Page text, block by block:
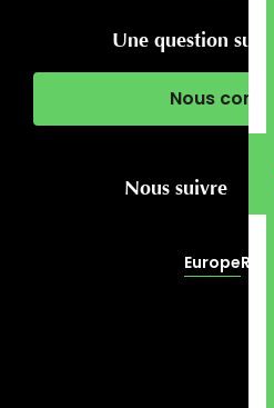
Une question sur
Nous
Nous suivre
Europe